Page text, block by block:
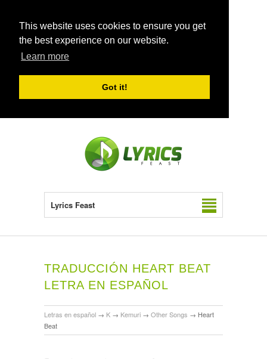
This website uses cookies to ensure you get
the best experience on our website.
Learn more
Got it!
Lyrics Feast
TRADUCCIÓN HEART BEAT
LETRA EN ESPAÑOL
Letras en español → K → Kemuri → Other Songs → Heart
Beat